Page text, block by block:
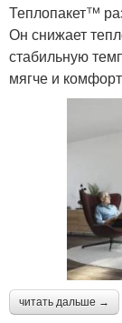
Теплопакет™
Он снижает
стабильную
мягче и
читать дальше →